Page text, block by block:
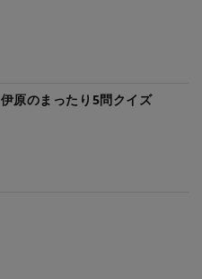
伊原のまったり5問クイズ